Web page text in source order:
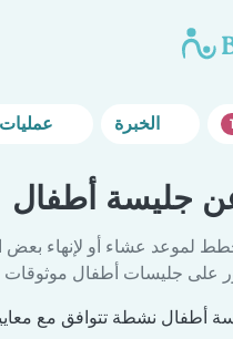
1
جليسة أطفال
لموعد عشاء أو لإنهاء بعض
على جليسات أطفال